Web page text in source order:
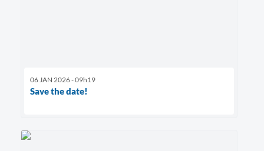
06 JAN 2026 - 09h19
Save the date!